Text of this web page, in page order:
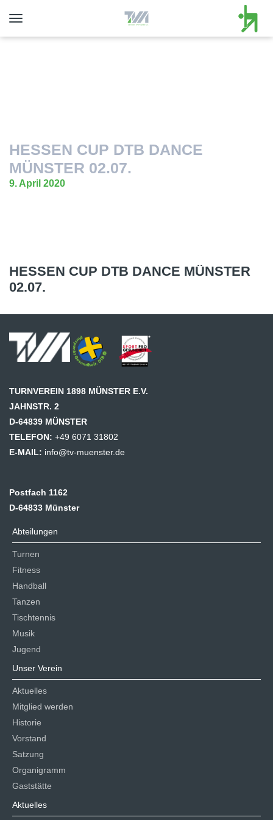
Toggle
HESSEN CUP DTB DANCE
MÜNSTER 02.07.
9. April 2020
HESSEN CUP DTB DANCE MÜNSTER
02.07.
TURNVEREIN 1898 MÜNSTER E.V.
JAHNSTR. 2
D-64839 MÜNSTER
TELEFON: +49 6071 31802
E-MAIL: info@tv-muenster.de
Postfach 1162
D-64833 Münster
Abteilungen
Turnen
Fitness
Handball
Tanzen
Tischtennis
Musik
Jugend
Unser Verein
Aktuelles
Mitglied werden
Historie
Vorstand
Satzung
Organigramm
Gaststätte
Aktuelles